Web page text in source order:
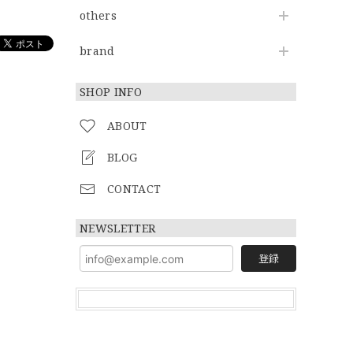
others
brand
SHOP INFO
ABOUT
BLOG
CONTACT
NEWSLETTER
登録